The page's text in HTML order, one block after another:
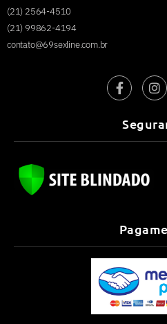
(21) 2564-4510
(21) 99862-4194
contato@69sexline.com.br